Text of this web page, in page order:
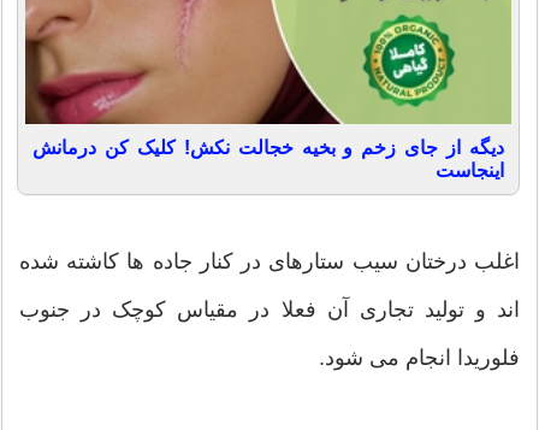
دیگه از جای زخم و بخیه خجالت نکش! کلیک کن درمانش
اینجاست
اغلب درختان سیب ستارهای در کنار جاده ها کاشته شده
اند و تولید تجاری آن فعلا در مقیاس کوچک در جنوب
فلوریدا انجام می شود.